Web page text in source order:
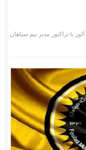
با تراکتور مدیر تیم سپاهان